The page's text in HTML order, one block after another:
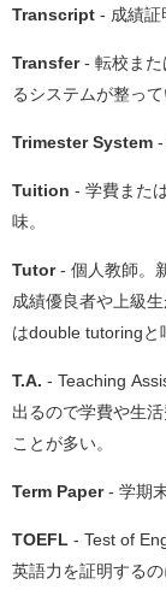
Transcript - 成績証
Transfer- 転校また
るシステムが整っ
Trimester System -
Tuition - 学費また
味。
Tutor- 個人教師。
成績優良者や上級
はdouble tutoringと
T.A.
- Teaching
出るので学費や生
ことが多い。
Term Paper- 学期
TOEFL
- Test of
英語力を証明する